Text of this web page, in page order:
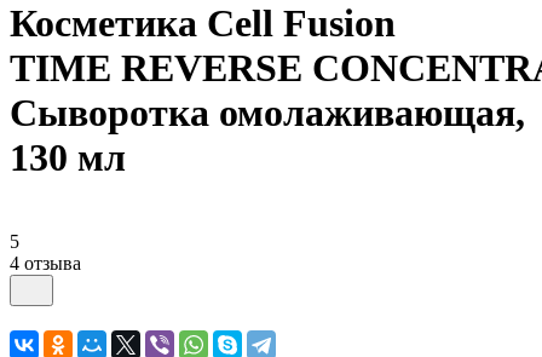
Косметика Cell Fusion
TIME REVERSE
Сыворотка омолаживающая,
130 мл
5
4 отзыва